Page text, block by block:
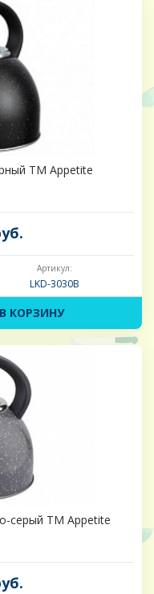
TM Appetite
Артикул:
LKD-3030B
КОРЗИНУ
серый TM Appetite